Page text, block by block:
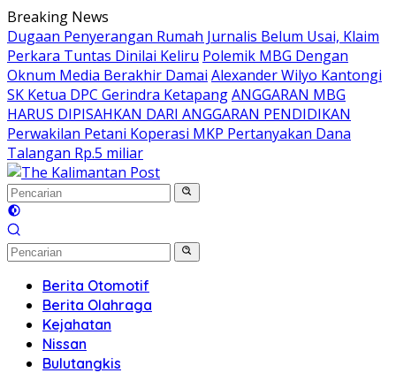
Langsung
ke
konten
Breaking News
Dugaan Penyerangan Rumah Jurnalis Belum Usai, Klaim
Perkara Tuntas Dinilai Keliru Polemik MBG Dengan
Oknum Media Berakhir Damai Alexander Wilyo Kantongi
SK Ketua DPC Gerindra KetapangANGGARAN MBG
HARUS DIPISAHKAN DARI ANGGARAN PENDIDIKAN
Perwakilan Petani Koperasi MKP Pertanyakan Dana
Talangan Rp.5 miliar
Berita Otomotif
Berita Olahraga
Kejahatan
Nissan
Bulutangkis